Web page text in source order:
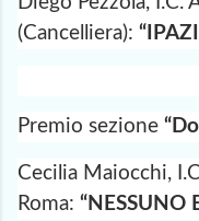
(Cancelliera):
Premio sezione
Cecilia Maiocchi,
Roma: “NESSUNO